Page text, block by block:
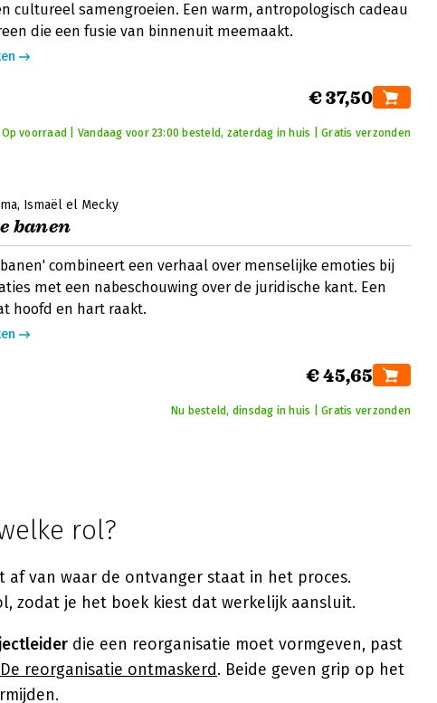
cultureel samengroeien. Een warm, antropologisch cadeau
die een fusie van binnenuit meemaakt.
€ 37,50
Op voorraad | Vandaag voor 23:00 besteld, zaterdag in huis | Gratis verzonden
Ismaël el Mecky
banen
combineert een verhaal over menselijke emoties bij
met een nabeschouwing over de juridische kant. Een
hoofd en hart raakt.
€ 45,65
Nu besteld, dinsdag in huis | Gratis verzonden
rol?
af van waar de ontvanger staat in het proces.
zodat je het boek kiest dat werkelijk aansluit.
die een reorganisatie moet vormgeven, past
De reorganisatie ontmaskerd. Beide geven grip op het